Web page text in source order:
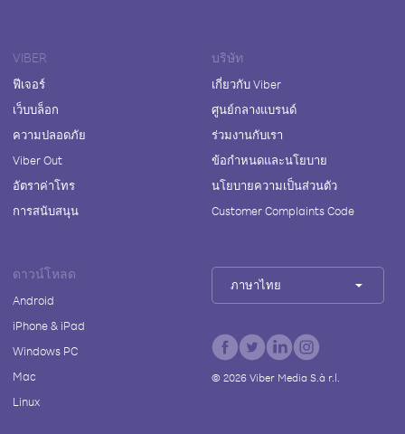
VIBER
ฟีเจอร์
เว็บบล็อก
ความปลอดภัย
Viber Out
อัตราค่าโทร
การสนับสนุน
บริษัท
เกี่ยวกับ Viber
ศูนย์กลางแบรนด์
ร่วมงานกับเรา
ข้อกำหนดและนโยบาย
นโยบายความเป็นส่วนตัว
Customer Complaints Code
ดาวน์โหลด
Android
iPhone & iPad
Windows PC
Mac
Linux
ภาษาไทย
© 2026Viber Media S.à r.l.